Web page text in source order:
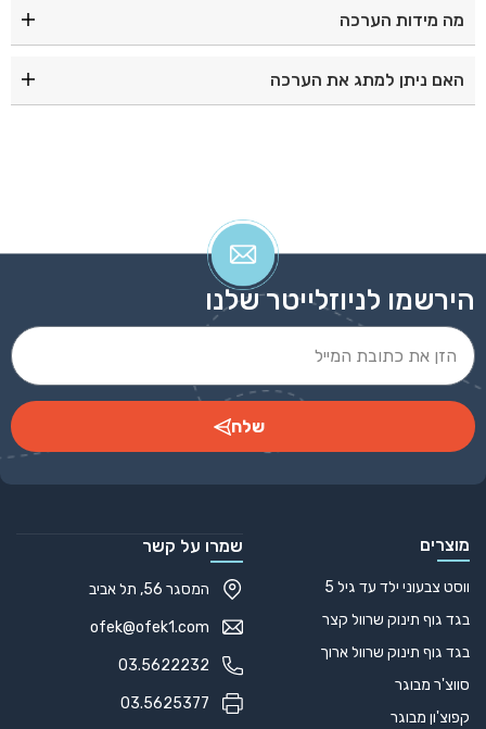
מה מידות הערכה
האם ניתן למתג את הערכה
הירשמו לניוזלייטר שלנו
שלח
מוצרים
ווסט צבעוני ילד עד גיל 5
בגד גוף תינוק שרוול קצר
בגד גוף תינוק שרוול ארוך
סווצ'ר מבוגר
קפוצ'ון מבוגר
שמרו על קשר
המסגר 56, תל אביב
ofek@ofek1.com
03.5622232
03.5625377